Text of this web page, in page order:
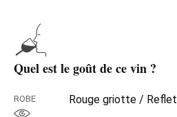
Quel est le goût de ce vin ?
ROBE Rouge griotte /